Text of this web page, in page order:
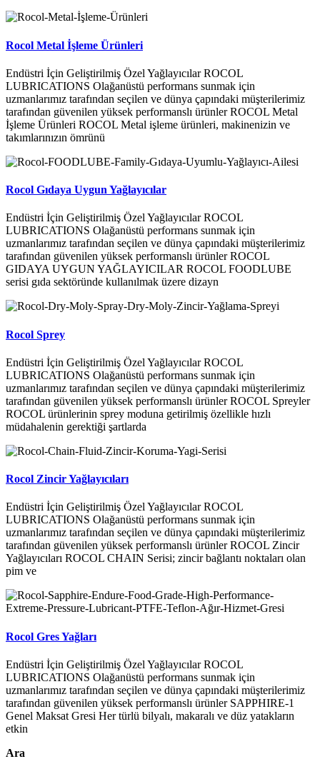
Rocol Metal İşleme Ürünleri
Endüstri İçin Geliştirilmiş Özel Yağlayıcılar ROCOL
LUBRICATIONS Olağanüstü performans sunmak için
uzmanlarımız tarafından seçilen ve dünya çapındaki müşterilerimiz
tarafından güvenilen yüksek performanslı ürünler ROCOL Metal
İşleme Ürünleri ROCOL Metal işleme ürünleri, makinenizin ve
takımlarınızın ömrünü
Rocol Gıdaya Uygun Yağlayıcılar
Endüstri İçin Geliştirilmiş Özel Yağlayıcılar ROCOL
LUBRICATIONS Olağanüstü performans sunmak için
uzmanlarımız tarafından seçilen ve dünya çapındaki müşterilerimiz
tarafından güvenilen yüksek performanslı ürünler ROCOL
GIDAYA UYGUN YAĞLAYICILAR ROCOL FOODLUBE
serisi gıda sektöründe kullanılmak üzere dizayn
Rocol Sprey
Endüstri İçin Geliştirilmiş Özel Yağlayıcılar ROCOL
LUBRICATIONS Olağanüstü performans sunmak için
uzmanlarımız tarafından seçilen ve dünya çapındaki müşterilerimiz
tarafından güvenilen yüksek performanslı ürünler ROCOL Spreyler
ROCOL ürünlerinin sprey moduna getirilmiş özellikle hızlı
müdahalenin gerektiği şartlarda
Rocol Zincir Yağlayıcıları
Endüstri İçin Geliştirilmiş Özel Yağlayıcılar ROCOL
LUBRICATIONS Olağanüstü performans sunmak için
uzmanlarımız tarafından seçilen ve dünya çapındaki müşterilerimiz
tarafından güvenilen yüksek performanslı ürünler ROCOL Zincir
Yağlayıcıları ROCOL CHAIN Serisi; zincir bağlantı noktaları olan
pim ve
Rocol Gres Yağları
Endüstri İçin Geliştirilmiş Özel Yağlayıcılar ROCOL
LUBRICATIONS Olağanüstü performans sunmak için
uzmanlarımız tarafından seçilen ve dünya çapındaki müşterilerimiz
tarafından güvenilen yüksek performanslı ürünler SAPPHIRE-1
Genel Maksat Gresi Her türlü bilyalı, makaralı ve düz yatakların
etkin
Ara